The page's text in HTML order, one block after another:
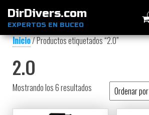
DirDivers.com
EXPERTOS EN BUCEO
Inicio/ Productos etiquetados “2.O”
2.O
Mostrando los 6 resultados Ordenado por